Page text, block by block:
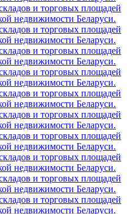
и торговых площадей
недвижимости Беларуси.
и торговых площадей
недвижимости Беларуси.
и торговых площадей
недвижимости Беларуси.
и торговых площадей
недвижимости Беларуси.
и торговых площадей
недвижимости Беларуси.
и торговых площадей
недвижимости Беларуси.
и торговых площадей
недвижимости Беларуси.
и торговых площадей
недвижимости Беларуси.
и торговых площадей
недвижимости Беларуси.
и торговых площадей
недвижимости Беларуси.